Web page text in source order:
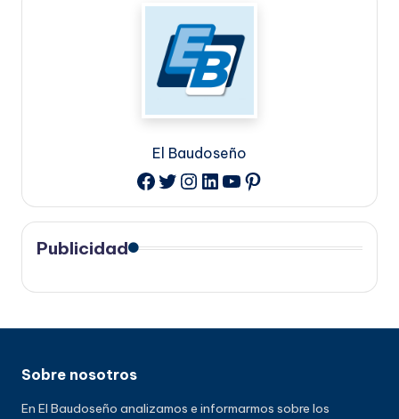
El Baudoseño
Facebook
Twitter
Instagram
LinkedIn
YouTube
Pinterest
Publicidad
Sobre nosotros
En El Baudoseño analizamos e informarmos sobre los